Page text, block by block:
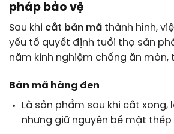
pháp bảo vệ
Sau khi cắt bản mã thành hình,
yếu tố quyết định tuổi thọ sản
năm kinh nghiệm chống ăn mòn,
Bản mã hàng đen
Là sản phẩm sau khi cắt xong,
nhưng giữ nguyên bề mặt thép